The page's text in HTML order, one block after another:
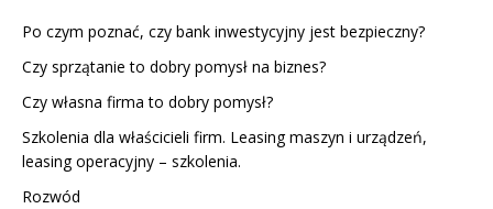
Po czym poznać, czy bank inwestycyjny jest bezpieczny?
Czy sprzątanie to dobry pomysł na biznes?
Czy własna firma to dobry pomysł?
Szkolenia dla właścicieli firm. Leasing maszyn i urządzeń,
leasing operacyjny – szkolenia.
Rozwód